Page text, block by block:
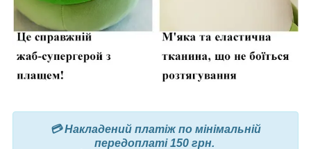
💳 Накладений платіж по мінімальній
передоплаті 150 грн.